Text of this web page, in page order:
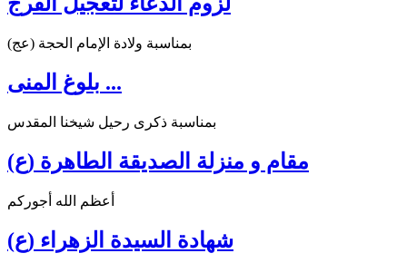
بمناسبة ولادة الإمام الحجة (عج)
بلوغ المنى ...
بمناسبة ذكرى رحيل شيخنا المقدس
مقام و منزلة الصديقة الطاهرة (ع)
أعظم الله أجوركم
شهادة السيدة الزهراء (ع)